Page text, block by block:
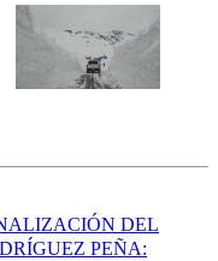
DEL
PEÑA: